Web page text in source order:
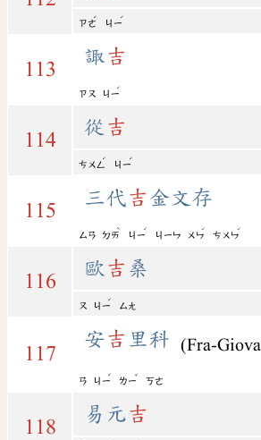
ㄗㄜ
ˊ
ㄐㄧ
ˊ
113
諏吉
ㄗㄡ ㄐㄧ
ˊ
114
從 吉
ㄘㄨㄥ
ˊ
ㄐㄧ
ˊ
115
三代吉 金文存
ㄙㄢ ㄉㄞ
ˋ
ㄐㄧ
ˊ
ㄐㄧㄣ ㄨㄣ
ˊ
ㄘㄨㄣ
ˊ
116
歐 吉 桑
ㄡ ㄐㄧ
ˊ
ㄙㄤ
117
安吉 里科 (Fra-
ㄢ ㄐㄧ
ˊ
ㄌㄧ
ˇ
ㄎㄜ
118
易元吉